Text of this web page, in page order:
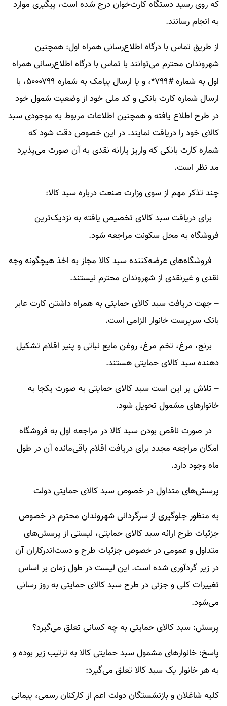
که روی رسید دستگاه کارت‌خوان درج شده است، پیگیری موارد
به انجام رسانند.
از طریق تماس با درگاه اطلاع‌رسانی همراه اول: همچنین
شهروندان محترم می‌توانند با تماس با درگاه اطلاع‌رسانی همراه
اول به شماره #۷۹۹*، و یا ارسال پیامک به شماره ۵۰۰۰۷۹۹، با
ارسال شماره کارت بانکی و کد ملی خود از وضعیت شمول خود
در طرح اطلاع یافته و همچنین اطلاعات مربوط به موجودی سبد
کالای خود را دریافت نمایند. در این خصوص دقت شود که
شماره کارت بانکی که واریز یارانه نقدی به آن صورت می‌پذیرد
مد نظر است.
چند تذکر مهم از سوی وزارت صنعت درباره سبد کالا:
– برای دریافت سبد کالای تخصیص یافته به نزدیک‌ترین
فروشگاه به محل سکونت مراجعه شود.
– فروشگاه‌های عرضه‌کننده سبد کالا مجاز به اخذ هیچگونه وجه
نقدی و غیرنقدی از شهروندان محترم نیستند.
– جهت دریافت سبد کالای حمایتی به همراه داشتن کارت عابر
بانک سرپرست خانوار الزامی است.
– برنج، مرغ، تخم مرغ، روغن مایع نباتی و پنیر اقلام تشکیل
دهنده سبد کالای حمایتی هستند.
– تلاش بر این است سبد کالای حمایتی به صورت یکجا به
خانوار‌های مشمول تحویل شود.
– در صورت ناقص بودن سبد کالا در مراجعه اول به فروشگاه
امکان مراجعه مجدد برای دریافت اقلام باقی‌مانده آن در طول
ماه وجود دارد.
پرسش‌های متداول در خصوص سبد کالای حمایتی دولت
به منظور جلوگیری از سرگردانی شهروندان محترم در خصوص
جزئیات طرح ارائه سبد کالای حمایتی، لیستی از پرسش‌های
متداول و عمومی در خصوص جزئیات طرح و دست‌اندرکاران آن
در زیر گردآوری شده است. این لیست در طول زمان بر اساس
تغییرات کلی و جزئی در طرح سبد کالای حمایتی به روز رسانی
می‌شود.
پرسش: سبد کالای حمایتی به چه کسانی تعلق می‌گیرد؟
پاسخ: خانوار‌های مشمول سبد حمایتی کالا به ترتیب زیر بوده و
به هر خانوار یک سبد کالا تعلق می‌گیرد:
کلیه شاغلان و بازنشستگان دولت اعم از کارکنان رسمی، پیمانی